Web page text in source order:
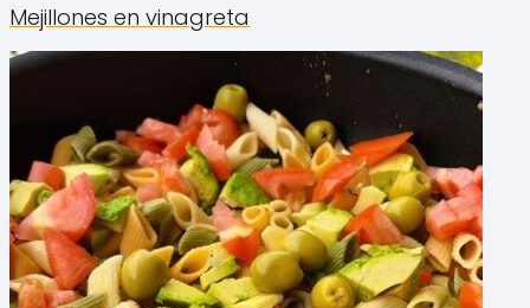
Mejillones en vinagreta